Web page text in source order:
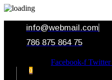
info@webmail.com
786 875 864 75
Facebook-f Twitter
0